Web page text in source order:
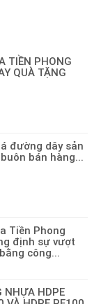
TIỀN PHONG
QUÀ TẶNG
đường dây sản
bán hàng...
Tiền Phong
định sự vượt
công...
NHỰA HDPE